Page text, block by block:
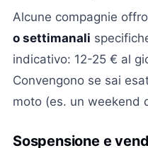
Alcune compagnie
o settimanali
indicativo: 12-25 € al
Convengono se sai
moto (es. un weekend
Sospensione e